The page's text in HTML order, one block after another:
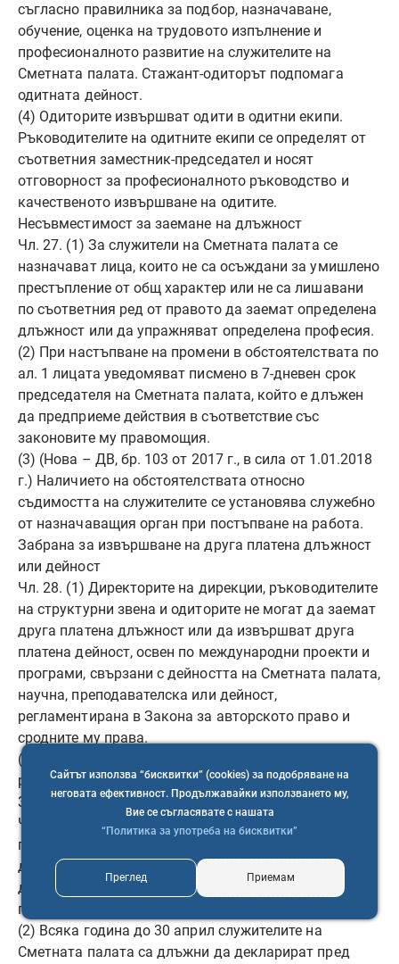
Сайтът използва “бисквитки” (cookies) за подобряване на
неговата ефективност. Продължавайки използването му,
Вие се съгласявате с нашата
“Политика за употреба на бисквитки”
Преглед Приемам
съгласно правилника за подбор, назначаване,
обучение, оценка на трудовото изпълнение и
професионалното развитие на служителите на
Сметната палата. Стажант-одиторът подпомага
одитната дейност.
(4) Одиторите извършват одити в одитни екипи.
Ръководителите на одитните екипи се определят от
съответния заместник-председател и носят
отговорност за професионалното ръководство и
качественото извършване на одитите.
Несъвместимост за заемане на длъжност
Чл. 27. (1) За служители на Сметната палата се
назначават лица, които не са осъждани за умишлено
престъпление от общ характер или не са лишавани
по съответния ред от правото да заемат определена
длъжност или да упражняват определена професия.
(2) При настъпване на промени в обстоятелствата по
ал. 1 лицата уведомяват писмено в 7-дневен срок
председателя на Сметната палата, който е длъжен
да предприеме действия в съответствие със
законовите му правомощия.
(3) (Нова – ДВ, бр. 103 от 2017 г., в сила от 1.01.2018
г.) Наличието на обстоятелствата относно
съдимостта на служителите се установява служебно
от назначаващия орган при постъпване на работа.
Забрана за извършване на друга платена длъжност
или дейност
Чл. 28. (1) Директорите на дирекции, ръководителите
на структурни звена и одиторите не могат да заемат
друга платена длъжност или да извършват друга
платена дейност, освен по международни проекти и
програми, свързани с дейността на Сметната палата,
научна, преподавателска или дейност,
регламентирана в Закона за авторското право и
сродните му права.
(2) Обстоятелствата по ал. 1 се удостоверяват пред
работодателя с декларация.
Задължение за деклариране на имотното състояние
Чл. 29. (1) (Изм. – ДВ, бр. 16 от 2026 г., бр. 51 от 2026
г., в сила от 5.06.2026 г.) При сключване на трудовия
договор служителите на Сметната палата са длъжни
да декларират своето имотно състояние пред
председателя на Сметната палата.
(2) Всяка година до 30 април служителите на
Сметната палата са длъжни да декларират пред